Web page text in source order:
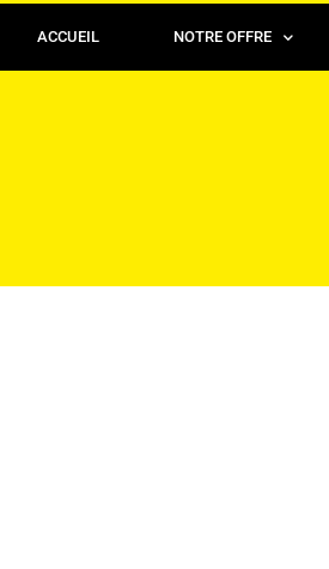
ACCUEIL NOTRE OFFRE